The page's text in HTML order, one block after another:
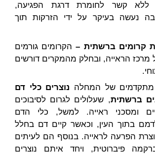
ללא קשר לחומרת דרגת הפגיעה,
בה נעשה בעיקר על ידי הזרקות תוך
קרומים ברשתית –הקרומים גורמים
מרכז הראייה, ובחלק מהמקרים דורשים
מתקדמים של המחלה נוצרים כלי דם
ברשתית, שעלולים לגרום לסיבוכים
ומסכני ראייה. למשל, כלי הדם
בתוך העין, וכאשר קיים דם בחלל
הפרעה לראייה. בנוסף הם לעיתים
פיברוטית, ויחד איתם נוצרים